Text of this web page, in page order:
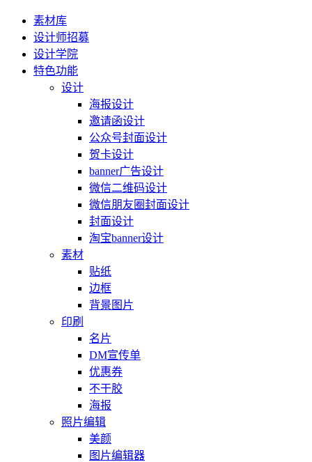
素材库
设计师招募
设计学院
特色功能
设计
海报设计
邀请函设计
公众号封面设计
贺卡设计
banner广告设计
微信二维码设计
微信朋友圈封面设计
封面设计
淘宝banner设计
素材
贴纸
边框
背景图片
印刷
名片
DM宣传单
优惠券
不干胶
海报
照片编辑
美颜
图片编辑器